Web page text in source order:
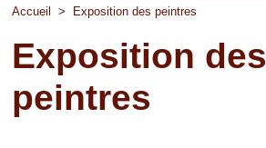
Accueil
La mairie
Découvrir Pierrefitte
Accueil > Exposition des peintres
Exposition des
peintres